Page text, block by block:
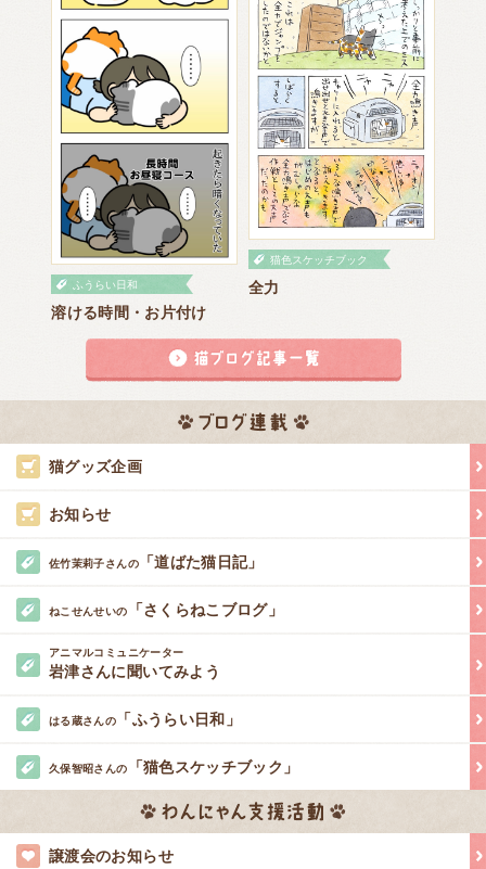
ふうらい日和
溶ける時間・お片付け
猫色スケッチブック
全力
猫グッズ企画
お知らせ
佐竹茉莉子さんの「道ばた猫日記」
ねこせんせいの 「さくらねこブログ」
アニマルコミュニケーター
岩津さんに聞いてみよう
はる蔵さんの 「ふうらい日和」
久保智昭さんの 「猫色スケッチブック」
譲渡会のお知らせ